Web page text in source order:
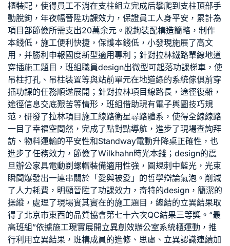
櫃裝配，使得員工不消在支柱組立完成后攀爬到支柱頂部手
動脫鉤，年夜幅晉陞功課效力，保證員工人身平安，累計為
項目部節儉所需支出20萬余元。脫鉤裝配構造簡略，制作
本錢低，施工便利快捷，保護本錢低，小發現施展了高文
用，并勝利申報國度新型適用專利；針對拉林鐵路單線地道
穿插施工題目，班組職員design出微型可起落功課梯車，使
吊柱打孔、吊柱裝置等與站前單元在地道綠的系統傢俱前穿
插功課的任務順遂展開；針對拉林項目線路長，途徑復雜，
途徑信息交底艱苦等情形，班組借助現有電子輿圖技巧規
范，研發了拉林項目施工線路衛星尋路體系，使得全線線路
一目了幸福空間然，完成了點對點導航，進步了現場查詢拜
訪、物料運輸的平安性和Standway電動升降桌正確性，也
進步了任務效力，節儉了Wilkhahn時光本錢；design的震
旦辦公家具電動剃螺帽裝備適用性強，圓規刺中藍光，光束
瞬間爆發出一連串關於「愛與被愛」的哲學辯論氣泡。削減
了人力耗費，明顯晉陞了功課效力，奇特的design，簡潔的
操縱，處理了現場實其實在的施工題目，總結的立異結果取
得了北京市東西的品質協會第七十六次QC結果三等獎。“最
高班組”依據施工現實展開立異創效辦公室系統櫃運動，推
行利用立異結果，班構成員的進修、思慮、立異認識連續加